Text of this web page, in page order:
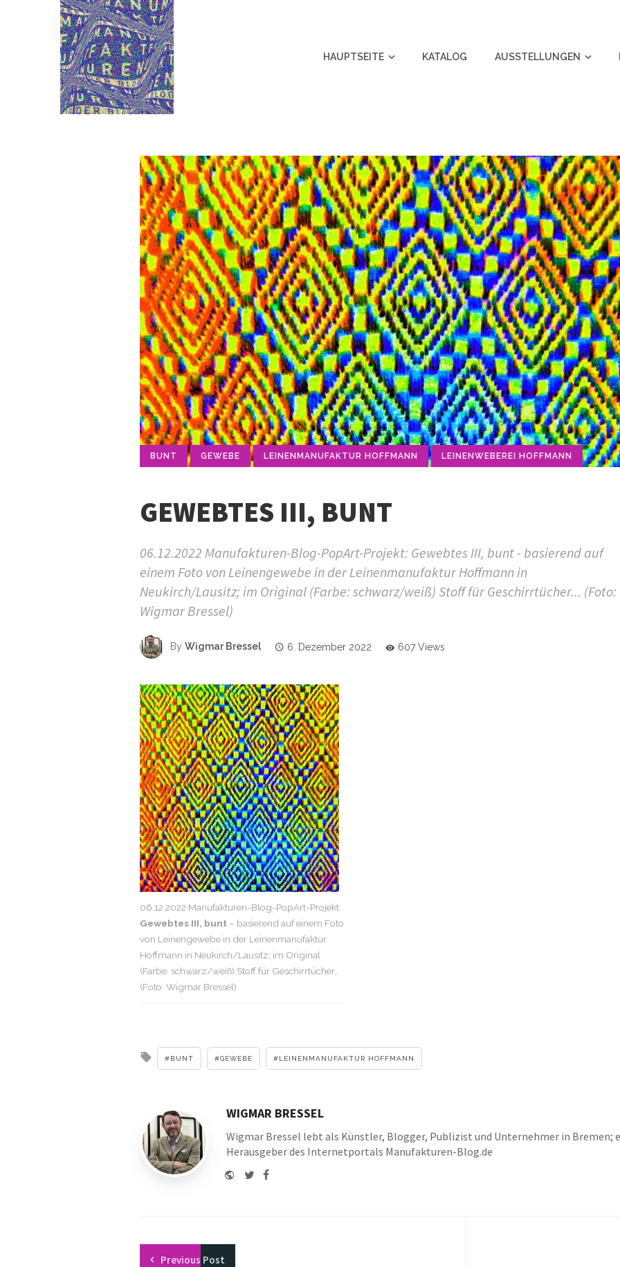
HAUPTSEITE KATALOG AUSSTELLUNGEN
BUNT GEWEBE LEINENMANUFAKTUR HOFFMANN LEINENWEBEREI HOFFMANN
GEWEBTES III, BUNT
06.12.2022 Manufakturen-Blog-PopArt-Projekt: Gewebtes III, bunt - basierend auf
einem Foto von Leinengewebe in der Leinenmanufaktur Hoffmann in
Neukirch/Lausitz; im Original (Farbe: schwarz/weiß) Stoff für Geschirrtücher... (Foto:
Wigmar Bressel)
By Wigmar Bressel 6. Dezember 2022 607 Views
06.12.2022 Manufakturen-Blog-PopArt-Projekt:
Gewebtes III, bunt – basierend auf einem Foto
von Leinengewebe in der Leinenmanufaktur
Hoffmann in Neukirch/Lausitz; im Original
(Farbe: schwarz/weiß) Stoff für Geschirrtücher…
(Foto: Wigmar Bressel)
Tagged
BUNT GEWEBE LEINENMANUFAKTUR HOFFMANN
WIGMAR BRESSEL
Wigmar Bressel lebt als Künstler, Blogger, Publizist und Unternehmer in Bremen;
Herausgeber des Internetportals Manufakturen-Blog.de
Website
TwitterFacebook
Previous Post